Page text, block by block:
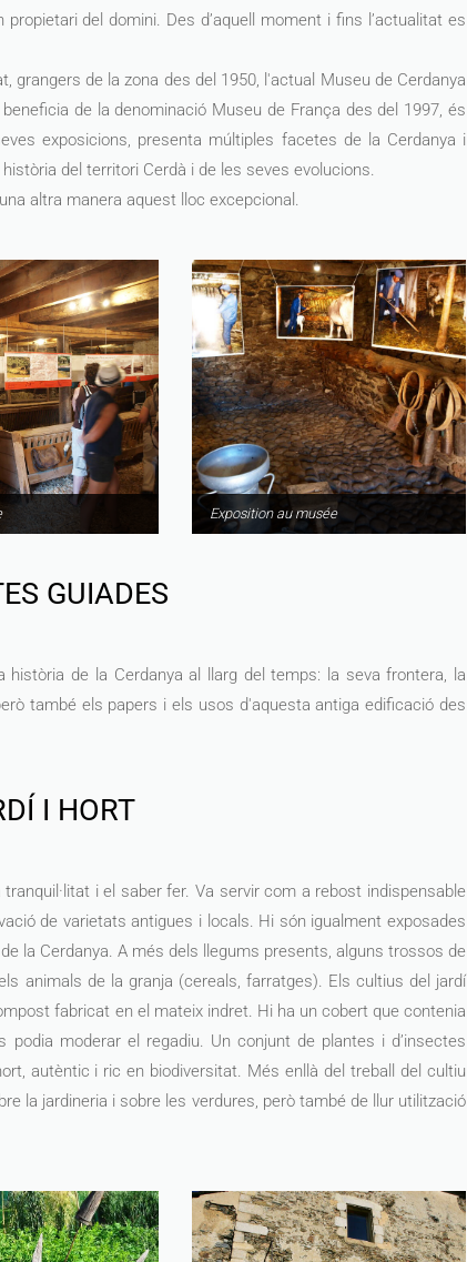
del domini. Des d’aquell moment i fins l’actualitat es
de la zona des del 1950, l'actual Museu de Cerdanya
de la denominació Museu de França des del 1997, és
exposicions, presenta múltiples facetes de la Cerdanya i
del territori Cerdà i de les seves evolucions.
altra manera aquest lloc excepcional.
Exposition au musée
GUIADES
de la Cerdanya al llarg del temps: la seva frontera, la
també els papers i els usos d'aquesta antiga edificació des
I HORT
i el saber fer. Va servir com a rebost indispensable
de varietats antigues i locals. Hi són igualment exposades
la Cerdanya. A més dels llegums presents, alguns trossos de
animals de la granja (cereals, farratges). Els cultius del jardí
fabricat en el mateix indret. Hi ha un cobert que contenia
moderar el regadiu. Un conjunt de plantes i d’insectes
autèntic i ric en biodiversitat. Més enllà del treball del cultiu
la jardineria i sobre les verdures, però també de llur utilització